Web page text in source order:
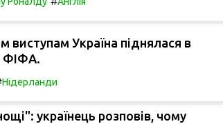
виступам Україна піднялася в
ФІФА.
Нідерланди
українець розповів, чому